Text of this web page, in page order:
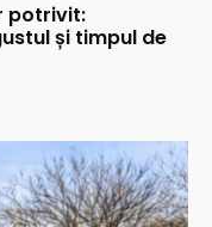
potrivit:
și timpul de